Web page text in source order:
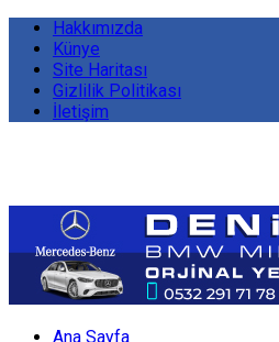
Hakkımızda
Künye
Site Haritası
Gizlilik Politikası
İletişim
Ana Sayfa